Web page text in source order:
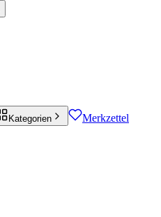
Kategorien Merkzettel